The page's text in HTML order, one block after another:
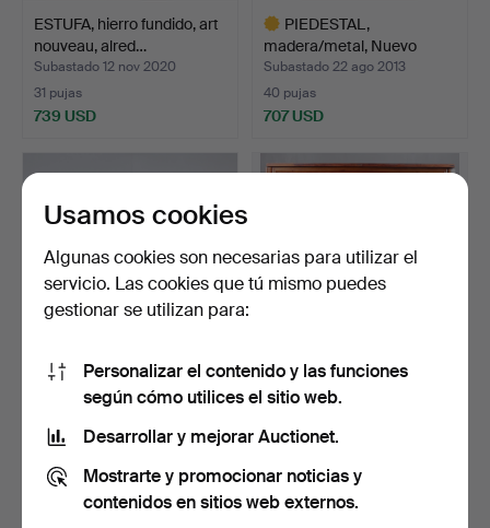
ESTUFA, hierro fundido, art
nouveau, alred…
Subastado 12 nov 2020
31 pujas
739 USD
PIEDESTAL,
madera/metal, Nuevo
Renacimient…
Subastado 22 ago 2013
40 pujas
707 USD
seleccionado
CARRO DE SERVICIO,
segunda mitad del siglo…
Subastado 10 jul 2016
707 USD
CAMA CELESTIAL, China,
Subastado 22 sep 2021
686 USD
Usamos cookies
Algunas cookies son necesarias para utilizar el
servicio. Las cookies que tú mismo puedes
gestionar se utilizan para:
Personalizar el contenido y las funciones
según cómo utilices el sitio web.
Desarrollar y mejorar Auctionet.
Mostrarte y promocionar noticias y
contenidos en sitios web externos.